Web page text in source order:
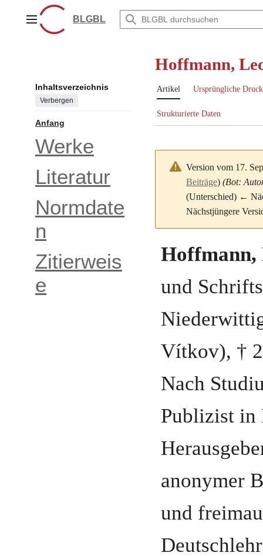
springenHauptmenüBLGBL
Inhaltsverzeichnis
Verbergen
Anfang
Werke
Literatur
Normdate
n
Zitierweis
e
Hoffmann,
Artikel Ursprüngliche
Strukturierte Daten
Version vom 17.
Beiträge) (Bot:
(Unterschied) ←
Nächstjüngere
Hoffmann,
und
Vítkov), †
Nach
Publizist in
anonymer
und